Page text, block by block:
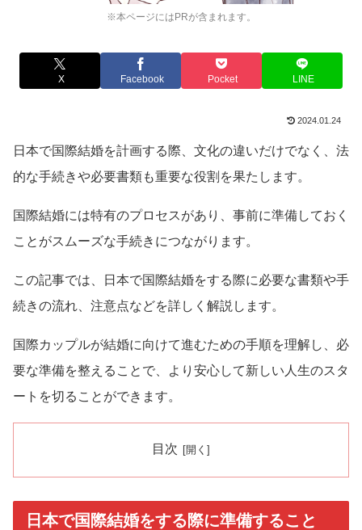
※本ページにはPRが含まれます。
X Facebook Pocket LINE
2024.01.24
日本で国際結婚を計画する際、文化の違いだけでなく、法
的な手続きや必要書類も重要な役割を果たします。
国際結婚には特有のプロセスがあり、事前に準備しておく
ことがスムーズな手続きにつながります。
この記事では、日本で国際結婚をする際に必要な書類や手
続きの流れ、注意点などを詳しく解説します。
国際カップルが結婚に向けて進むための手順を理解し、必
要な準備を整えることで、より安心して新しい人生のスタ
ートを切ることができます。
目次
日本で国際結婚をする際に準備すること